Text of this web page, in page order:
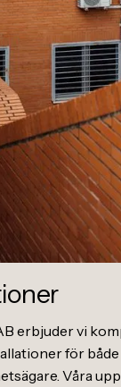
erbjuder vi
för
Våra